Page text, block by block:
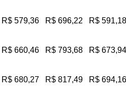
R$ 579,36 R$ 696,22 R$ 591,18
R$ 660,46 R$ 793,68 R$ 673,94
R$ 680,27 R$ 817,49 R$ 694,16